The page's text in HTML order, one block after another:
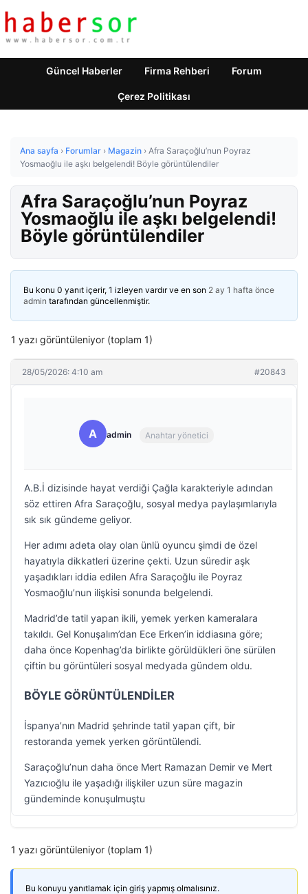
Güncel Haberler Firma Rehberi Forum
Çerez Politikası
Ana sayfa › Forumlar › Magazin › Afra Saraçoğlu’nun Poyraz
Yosmaoğlu ile aşkı belgelendi! Böyle görüntülendiler
Afra Saraçoğlu’nun Poyraz
Yosmaoğlu ile aşkı belgelendi!
Böyle görüntülendiler
Bu konu 0 yanıt içerir, 1 izleyen vardır ve en son 2 ay 1 hafta önce
admin tarafından güncellenmiştir.
1 yazı görüntüleniyor (toplam 1)
28/05/2026: 4:10 am #20843
A admin Anahtar yönetici
A.B.İ dizisinde hayat verdiği Çağla karakteriyle adından
söz ettiren Afra Saraçoğlu, sosyal medya paylaşımlarıyla
sık sık gündeme geliyor.
Her adımı adeta olay olan ünlü oyuncu şimdi de özel
hayatıyla dikkatleri üzerine çekti. Uzun süredir aşk
yaşadıkları iddia edilen Afra Saraçoğlu ile Poyraz
Yosmaoğlu’nun ilişkisi sonunda belgelendi.
Madrid’de tatil yapan ikili, yemek yerken kameralara
takıldı. Gel Konuşalım’dan Ece Erken’in iddiasına göre;
daha önce Kopenhag’da birlikte görüldükleri öne sürülen
çiftin bu görüntüleri sosyal medyada gündem oldu.
BÖYLE GÖRÜNTÜLENDİLER
İspanya’nın Madrid şehrinde tatil yapan çift, bir
restoranda yemek yerken görüntülendi.
Saraçoğlu’nun daha önce Mert Ramazan Demir ve Mert
Yazıcıoğlu ile yaşadığı ilişkiler uzun süre magazin
gündeminde konuşulmuştu
1 yazı görüntüleniyor (toplam 1)
Bu konuyu yanıtlamak için giriş yapmış olmalısınız.